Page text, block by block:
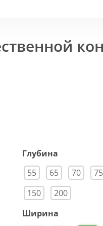
Глубина
55
65 70 75
150
200
Ширина